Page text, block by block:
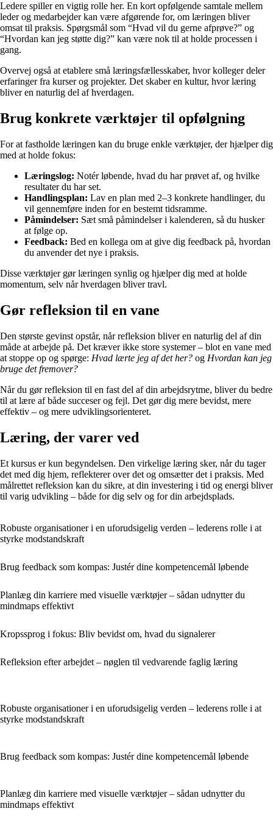
Ledere spiller en vigtig rolle her. En kort opfølgende samtale mellem
leder og medarbejder kan være afgørende for, om læringen bliver
omsat til praksis. Spørgsmål som “Hvad vil du gerne afprøve?” og
“Hvordan kan jeg støtte dig?” kan være nok til at holde processen i
gang.
Overvej også at etablere små læringsfællesskaber, hvor kolleger deler
erfaringer fra kurser og projekter. Det skaber en kultur, hvor læring
bliver en naturlig del af hverdagen.
Brug konkrete værktøjer til opfølgning
For at fastholde læringen kan du bruge enkle værktøjer, der hjælper dig
med at holde fokus:
Læringslog: Notér løbende, hvad du har prøvet af, og hvilke
resultater du har set.
Handlingsplan: Lav en plan med 2–3 konkrete handlinger, du
vil gennemføre inden for en bestemt tidsramme.
Påmindelser: Sæt små påmindelser i kalenderen, så du husker
at følge op.
Feedback: Bed en kollega om at give dig feedback på, hvordan
du anvender det nye i praksis.
Disse værktøjer gør læringen synlig og hjælper dig med at holde
momentum, selv når hverdagen bliver travl.
Gør refleksion til en vane
Den største gevinst opstår, når refleksion bliver en naturlig del af din
måde at arbejde på. Det kræver ikke store systemer – blot en vane med
at stoppe op og spørge: Hvad lærte jeg af det her? og Hvordan kan jeg
bruge det fremover?
Når du gør refleksion til en fast del af din arbejdsrytme, bliver du bedre
til at lære af både succeser og fejl. Det gør dig mere bevidst, mere
effektiv – og mere udviklingsorienteret.
Læring, der varer ved
Et kursus er kun begyndelsen. Den virkelige læring sker, når du tager
det med dig hjem, reflekterer over det og omsætter det i praksis. Med
målrettet refleksion kan du sikre, at din investering i tid og energi bliver
til varig udvikling – både for dig selv og for din arbejdsplads.
Robuste organisationer i en uforudsigelig verden – lederens rolle i at
styrke modstandskraft
Brug feedback som kompas: Justér dine kompetencemål løbende
Planlæg din karriere med visuelle værktøjer – sådan udnytter du
mindmaps effektivt
Kropssprog i fokus: Bliv bevidst om, hvad du signalerer
Refleksion efter arbejdet – nøglen til vedvarende faglig læring
Robuste organisationer i en uforudsigelig verden – lederens rolle i at
styrke modstandskraft
Brug feedback som kompas: Justér dine kompetencemål løbende
Planlæg din karriere med visuelle værktøjer – sådan udnytter du
mindmaps effektivt